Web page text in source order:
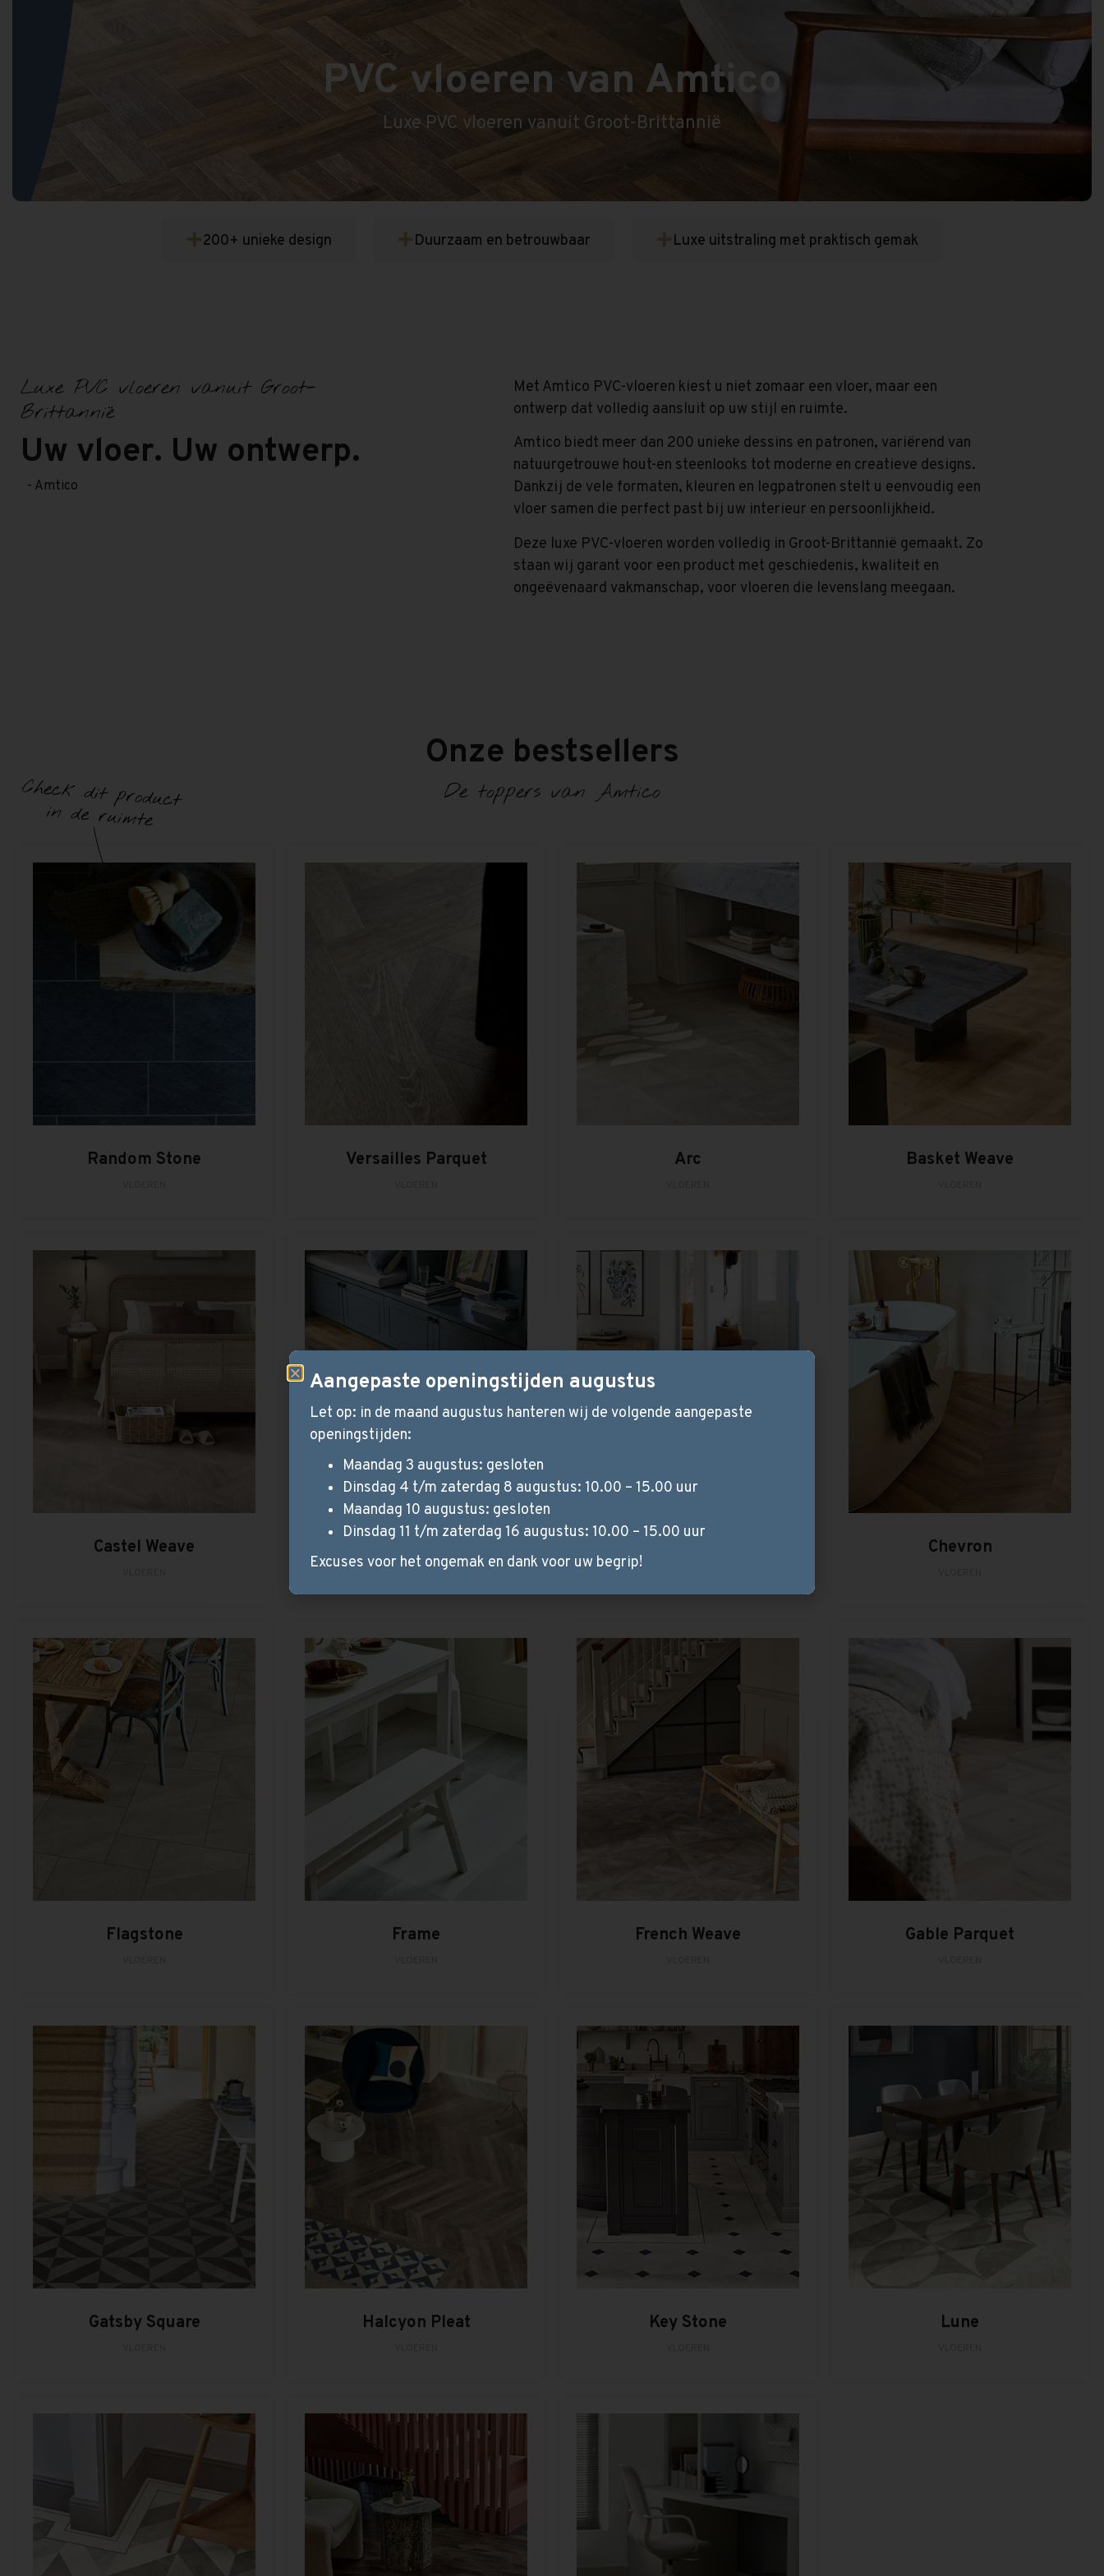
PVC vloeren van Amtico
Luxe PVC vloeren vanuit Groot-Brittannië
200+ unieke design Duurzaam en betrouwbaar Luxe uitstraling met praktisch gemak
Luxe PVC vloeren vanuit Groot-
Brittannië
Uw vloer. Uw ontwerp.
- Amtico
Met Amtico PVC-vloeren kiest u niet zomaar een vloer, maar een
ontwerp dat volledig aansluit op uw stijl en ruimte.
Amtico biedt meer dan 200 unieke dessins en patronen, variërend van
natuurgetrouwe hout-en steenlooks tot moderne en creatieve designs.
Dankzij de vele formaten, kleuren en legpatronen stelt u eenvoudig een
vloer samen die perfect past bij uw interieur en persoonlijkheid.
Deze luxe PVC-vloeren worden volledig in Groot-Brittannië gemaakt. Zo
staan wij garant voor een product met geschiedenis, kwaliteit en
ongeëvenaard vakmanschap, voor vloeren die levenslang meegaan.
Onze bestsellers
De toppers van Amtico
Random Stone Versailles Parquet Arc Basket Weave
Castel Weave Chevron
Flagstone Frame French Weave Gable Parquet
Gatsby Square Halcyon Pleat Key Stone Lune
Aangepaste openingstijden augustus
Let op: in de maand augustus hanteren wij de volgende aangepaste
openingstijden:
Maandag 3 augustus: gesloten
Dinsdag 4 t/m zaterdag 8 augustus: 10.00 – 15.00 uur
Maandag 10 augustus: gesloten
Dinsdag 11 t/m zaterdag 16 augustus: 10.00 – 15.00 uur
Excuses voor het ongemak en dank voor uw begrip!